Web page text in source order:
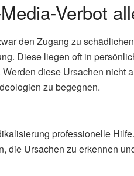
Verbot
den Zugang zu
Diese liegen oft in
diese Ursachen nicht
zu begegnen.
professionelle
die Ursachen zu erkennen